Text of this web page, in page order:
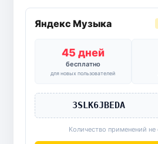
Яндекс Музыка
45 дней
бесплатно
для новых пользователей
3SLK6JBEDA
Количество применений не